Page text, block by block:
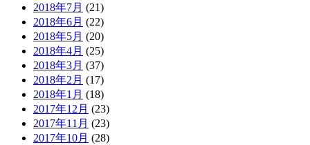
2018年7月 (21)
2018年6月 (22)
2018年5月 (20)
2018年4月 (25)
2018年3月 (37)
2018年2月 (17)
2018年1月 (18)
2017年12月 (23)
2017年11月 (23)
2017年10月 (28)